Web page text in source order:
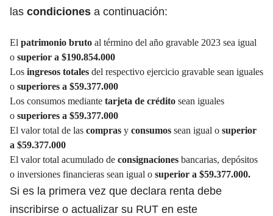
las condiciones a continuación:
El patrimonio bruto al término del año gravable 2023 sea igual
o superior a $190.854.000
Los ingresos totales del respectivo ejercicio gravable sean iguales
o superiores a $59.377.000
Los consumos mediante tarjeta de crédito sean iguales
o superiores a $59.377.000
El valor total de las compras y consumos sean igual o superior
a $59.377.000
El valor total acumulado de consignaciones bancarias, depósitos
o inversiones financieras sean igual o superior a $59.377.000.
Si es la primera vez que declara renta debe
inscribirse o actualizar su RUT en este